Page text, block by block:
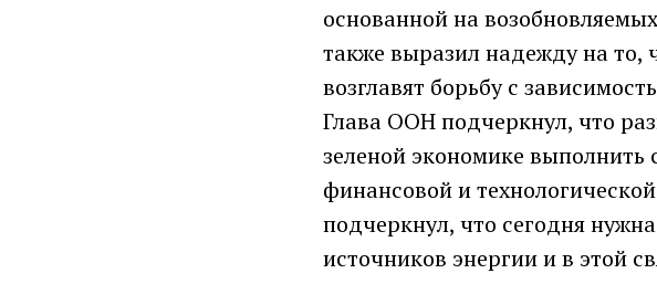
основанной на
также выразил надежду на то,
возглавят борьбу с
Глава ООН подчеркнул, что
зеленой экономике выполнить
финансовой и
подчеркнул, что сегодня
источников энергии и в этой